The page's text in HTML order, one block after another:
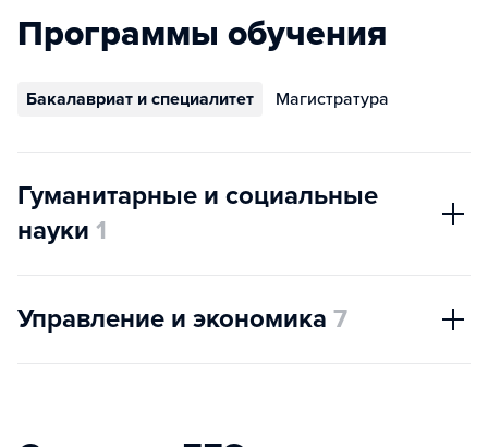
Программы обучения
Бакалавриат и специалитет Магистратура
Гуманитарные и социальные
науки 1
Управление и экономика 7